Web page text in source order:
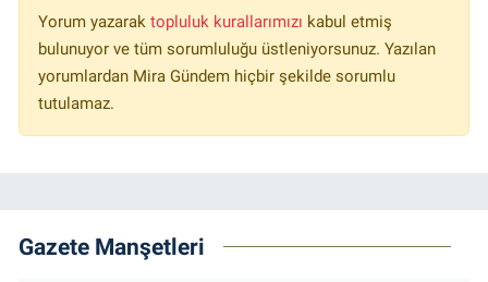
Yorum yazarak topluluk kurallarımızı kabul etmiş
bulunuyor ve tüm sorumluluğu üstleniyorsunuz. Yazılan
yorumlardan Mira Gündem hiçbir şekilde sorumlu
tutulamaz.
Gazete Manşetleri